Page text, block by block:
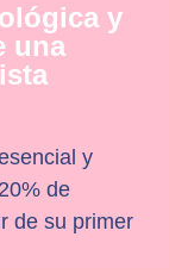
y
una
y
de
de su primer